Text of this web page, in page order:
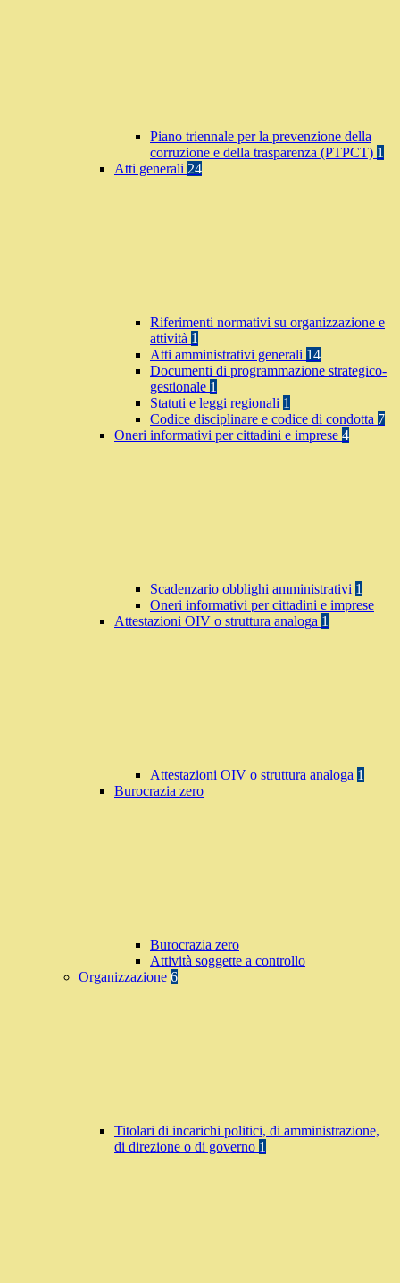
Piano triennale per la prevenzione della
corruzione e della trasparenza (PTPCT) 1
Atti generali 24
Riferimenti normativi su organizzazione e
attività 1
Atti amministrativi generali 14
Documenti di programmazione strategico-
gestionale 1
Statuti e leggi regionali 1
Codice disciplinare e codice di condotta 7
Oneri informativi per cittadini e imprese 4
Scadenzario obblighi amministrativi 1
Oneri informativi per cittadini e imprese
Attestazioni OIV o struttura analoga 1
Attestazioni OIV o struttura analoga 1
Burocrazia zero
Burocrazia zero
Attività soggette a controllo
Organizzazione 6
Titolari di incarichi politici, di amministrazione,
di direzione o di governo 1